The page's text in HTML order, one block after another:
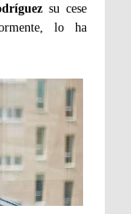
su cese
lo ha